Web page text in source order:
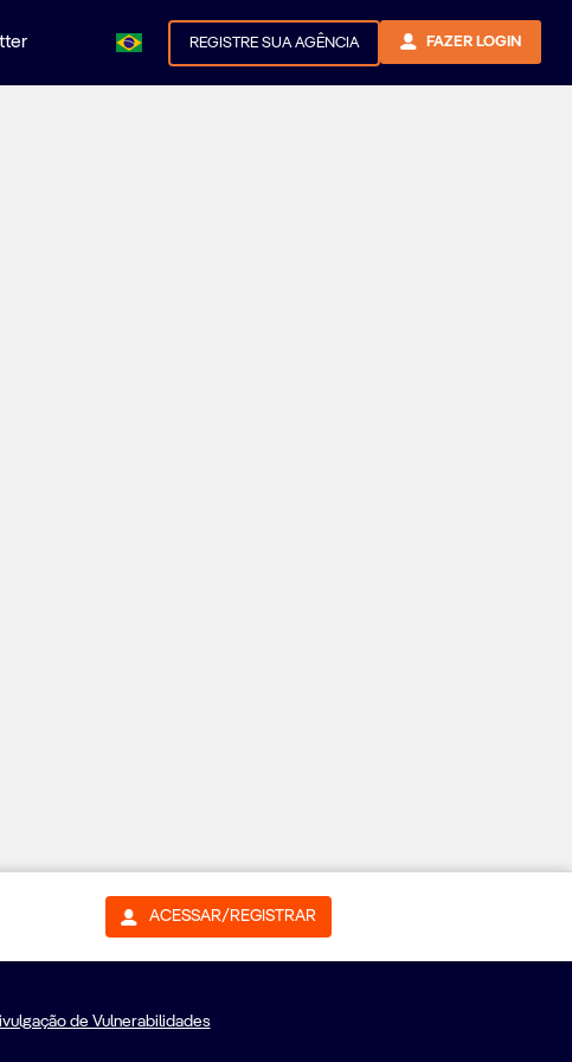
REGISTRE SUA AGÊNCIA FAZER LOGIN
de Vulnerabilidades
ACESSAR/REGISTRAR